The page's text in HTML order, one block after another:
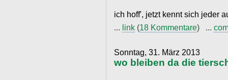
ich hoff', jetzt kennt sich jeder
... link (18 Kommentare) ...
Sonntag, 31. März 2013
wo bleiben da die